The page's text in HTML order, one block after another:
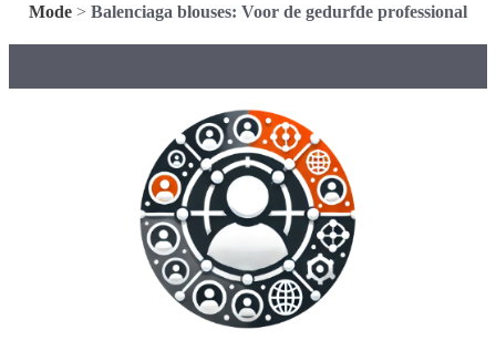
Mode > Balenciaga blouses: Voor de gedurfde professional